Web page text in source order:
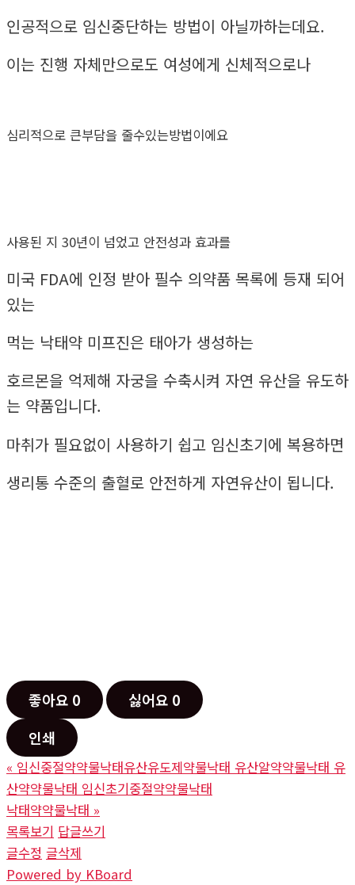
인공적으로 임신중단하는 방법이 아닐까하는데요.
이는 진행 자체만으로도 여성에게 신체적으로나
심리적으로 큰부담을 줄수있는방법이에요
사용된 지 30년이 넘었고 안전성과 효과를
미국 FDA에 인정 받아 필수 의약품 목록에 등재 되어
있는
먹는 낙태약 미프진은 태아가 생성하는
호르몬을 억제해 자궁을 수축시켜 자연 유산을 유도하
는 약품입니다.
마취가 필요없이 사용하기 쉽고 임신초기에 복용하면
생리통 수준의 출혈로 안전하게 자연유산이 됩니다.
좋아요 0 싫어요 0
인쇄
« 임신중절약약물낙태유산유도제약물낙태 유산알약약물낙태 유
산약약물낙태 임신초기중절약약물낙태
낙태약약물낙태 »
목록보기 답글쓰기
글수정 글삭제
Powered by KBoard